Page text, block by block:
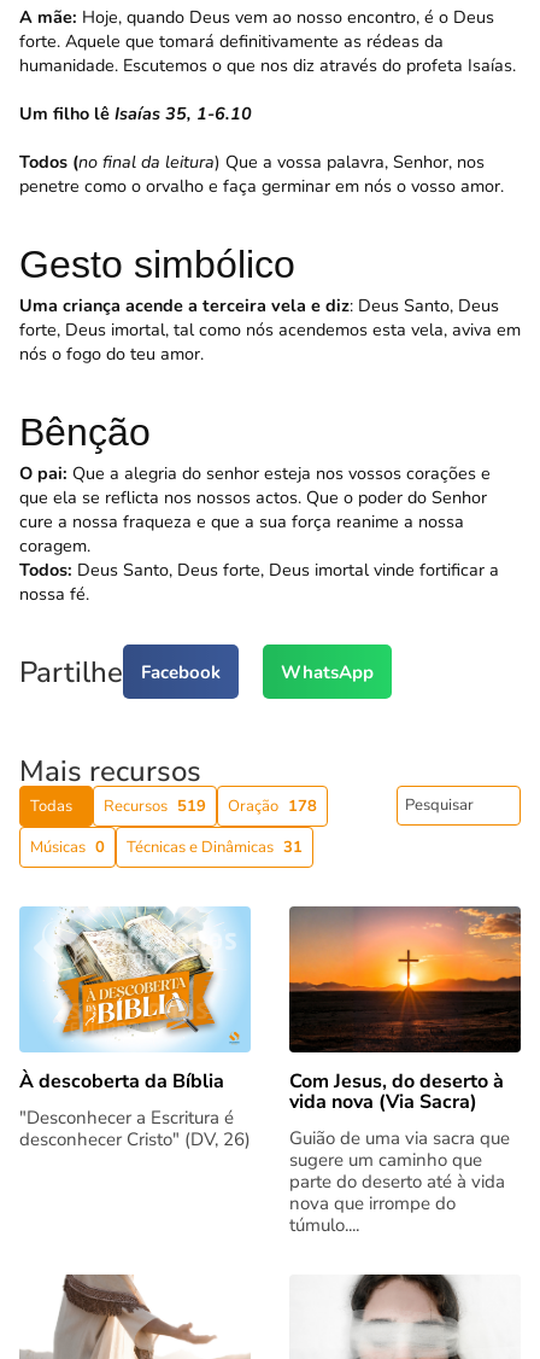
A mãe: Hoje, quando Deus vem ao nosso encontro, é o Deus
forte. Aquele que tomará definitivamente as rédeas da
humanidade. Escutemos o que nos diz através do profeta Isaías.
Um filho lê Isaías 35, 1-6.10
Todos (no final da leitura) Que a vossa palavra, Senhor, nos
penetre como o orvalho e faça germinar em nós o vosso amor.
Gesto simbólico
Uma criança acende a terceira vela e diz: Deus Santo, Deus
forte, Deus imortal, tal como nós acendemos esta vela, aviva em
nós o fogo do teu amor.
Bênção
O pai: Que a alegria do senhor esteja nos vossos corações e
que ela se reflicta nos nossos actos. Que o poder do Senhor
cure a nossa fraqueza e que a sua força reanime a nossa
coragem.
Todos: Deus Santo, Deus forte, Deus imortal vinde fortificar a
nossa fé.
Partilhe Facebook WhatsApp
Mais recursos
Todas Recursos 519 Oração 178
Músicas 0 Técnicas e Dinâmicas 31
À descoberta da Bíblia
"Desconhecer a Escritura é
desconhecer Cristo" (DV, 26)
Com Jesus, do deserto à
vida nova (Via Sacra)
Guião de uma via sacra que
sugere um caminho que
parte do deserto até à vida
nova que irrompe do
túmulo....